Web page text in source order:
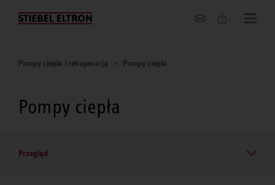
O nas
Pompy ciepła i rekuperacja Pompy ciepła
Pompy ciepła
Przegląd